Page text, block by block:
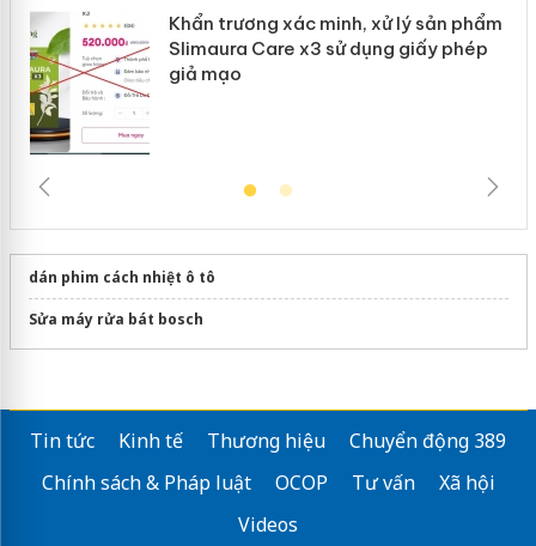
Khẩn trương xác minh, xử lý sản phẩm
Slimaura Care x3 sử dụng giấy phép
giả mạo
dán phim cách nhiệt ô tô
Sửa máy rửa bát bosch
Tin tức Kinh tế Thương hiệu
Chuyển động 389
Chính sách & Pháp luật
OCOP Tư vấn
Xã hội
Videos